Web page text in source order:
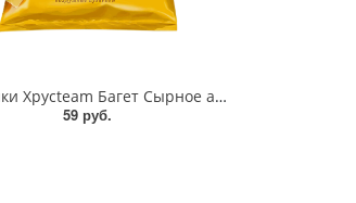
Сухарики Хрусteam Багет Сырное ассорти 60г
59 руб.